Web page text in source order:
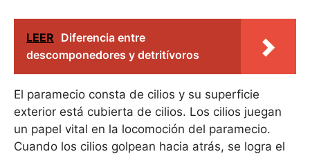
LEER Diferencia entre
descomponedores y detritívoros
El paramecio consta de cilios y su superficie
exterior está cubierta de cilios. Los cilios juegan
un papel vital en la locomoción del paramecio.
Cuando los cilios golpean hacia atrás, se logra el